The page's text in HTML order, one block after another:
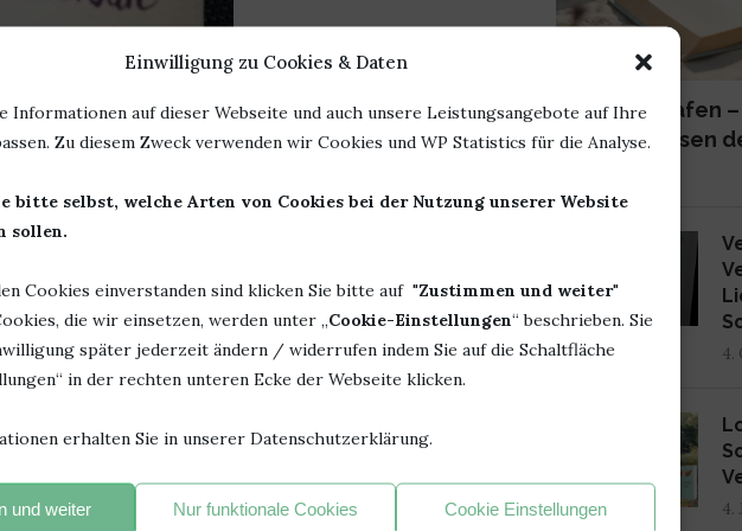
Einwilligung zu Cookies & Daten
Informationen auf dieser Webseite und auch unsere Leistungsangebote auf Ihre
Zu diesem Zweck verwenden wir Cookies und WP Statistics für die Analyse.
bitte selbst, welche Arten von Cookies bei der Nutzung unserer Website
sollen.
Cookies einverstanden sind klicken Sie bitte auf "Zustimmen und weiter"
die wir einsetzen, werden unter „Cookie-Einstellungen“ beschrieben. Sie
später jederzeit ändern / widerrufen indem Sie auf die Schaltfläche
in der rechten unteren Ecke der Webseite klicken.
erhalten Sie in unserer Datenschutzerklärung.
und weiter Nur funktionale Cookies Cookie Einstellungen
VON MANUELA INUSA
Um genauer zu sein, im Wollparadies von Susan. Wie
den Freunden und den einzelnen Geschichten ist wie
Ende haben wird.
den Tee kalt werden lassen, Schokolade vernichtet,
Happy End hingefiebert.
Lange schlafen
kleinen Pausen
4.
4.